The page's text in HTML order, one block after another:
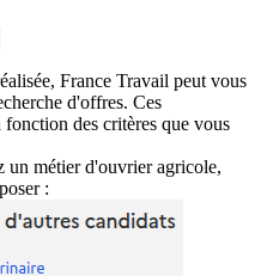
France Travail peut vous
d'offres. Ces
fonction des critères que vous
un métier d'ouvrier agricole,
: